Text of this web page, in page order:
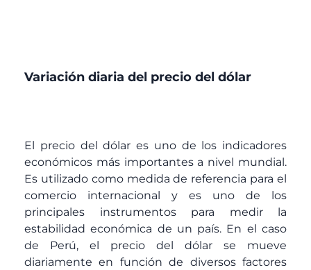
Variación diaria del precio del dólar
El precio del dólar es uno de los indicadores
económicos más importantes a nivel mundial.
Es utilizado como medida de referencia para el
comercio internacional y es uno de los
principales instrumentos para medir la
estabilidad económica de un país. En el caso
de Perú, el precio del dólar se mueve
diariamente en función de diversos factores